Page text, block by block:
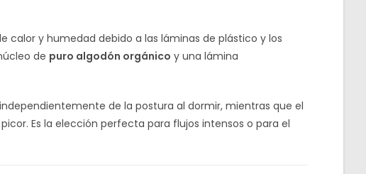
calor y humedad debido a las láminas de plástico y los
de puro algodón orgánico y una lámina
de la postura al dormir, mientras que el
Es la elección perfecta para flujos intensos o para el